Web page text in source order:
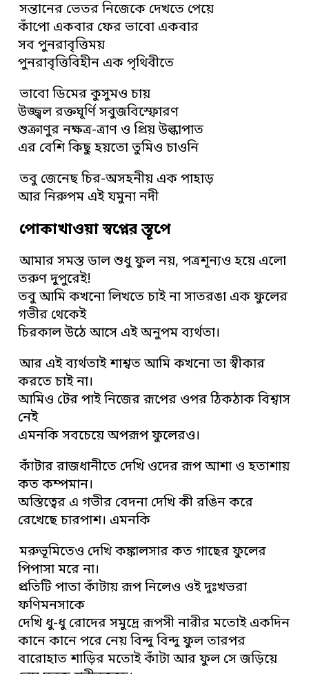
সন্তানের ভেতর নিজেকে দেখতে পেয়ে
কাঁপো একবার ফের ভাবো একবার
সব পুনরাবৃত্তিময়
পুনরাবৃত্তিবিহীন এক পৃথিবীতে
ভাবো ডিমের কুসুমও চায়
উজ্জ্বল রক্তঘূর্ণি সবুজবিস্ফোরণ
শুক্রাণুর নক্ষত্র-ত্রাণ ও প্রিয় উল্কাপাত
এর বেশি কিছু হয়তো তুমিও চাওনি
তবু জেনেছ চির-অসহনীয় এক পাহাড়
আর নিরুপম এই যমুনা নদী
পোকাখাওয়া স্বপ্নের স্তূপে
আমার সমস্ত ডাল শুধু ফুল নয়, পত্রশূন্যও হয়ে এলো
তরুণ দুপুরেই!
তবু আমি কখনো লিখতে চাই না সাতরঙা এক ফুলের
গভীর থেকেই
চিরকাল উঠে আসে এই অনুপম ব্যর্থতা।
আর এই ব্যর্থতাই শাশ্বত আমি কখনো তা স্বীকার
করতে চাই না।
আমিও টের পাই নিজের রূপের ওপর ঠিকঠাক বিশ্বাস
নেই
এমনকি সবচেয়ে অপরূপ ফুলেরও।
কাঁটার রাজধানীতে দেখি ওদের রূপ আশা ও হতাশায়
কত কম্পমান।
অস্তিত্বের এ গভীর বেদনা দেখি কী রঙিন করে
রেখেছে চারপাশ। এমনকি
মরুভূমিতেও দেখি কঙ্কালসার কত গাছের ফুলের
পিপাসা মরে না।
প্রতিটি পাতা কাঁটায় রূপ নিলেও ওই দুঃখভরা
ফণিমনসাকে
দেখি ধু-ধু রোদের সমুদ্রে রূপসী নারীর মতোই একদিন
কানে কানে পরে নেয় বিন্দু বিন্দু ফুল তারপর
বারোহাত শাড়ির মতোই কাঁটা আর ফুল সে জড়িয়ে